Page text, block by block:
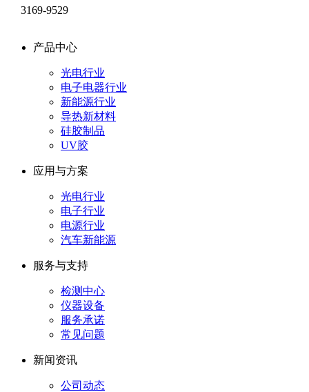
3169-9529
产品中心
光电行业
电子电器行业
新能源行业
导热新材料
硅胶制品
UV胶
应用与方案
光电行业
电子行业
电源行业
汽车新能源
服务与支持
检测中心
仪器设备
服务承诺
常见问题
新闻资讯
公司动态